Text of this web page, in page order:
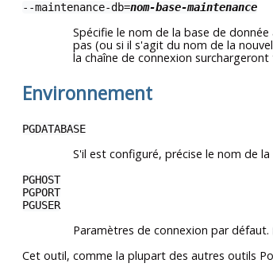
--maintenance-db=nom-base-maintenance
Spécifie le nom de la base de
pas (ou si il s'agit du nom de la
la chaîne de connexion
Environnement
PGDATABASE
S'il est configuré, précise le nom de
PGHOST
PGPORT
PGUSER
Paramètres de connexion par défaut.
Cet outil, comme la plupart des autres outils